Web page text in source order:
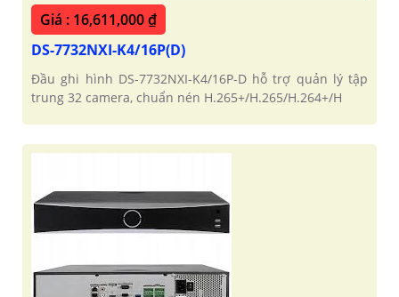
Giá : 16,611,000 ₫
DS-7732NXI-K4/16P(D)
Đầu ghi hình DS-7732NXI-K4/16P-D hỗ trợ quản lý tập
trung 32 camera, chuẩn nén H.265+/H.265/H.264+/H